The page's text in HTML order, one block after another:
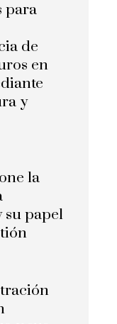
para
de
en
y
la
su papel